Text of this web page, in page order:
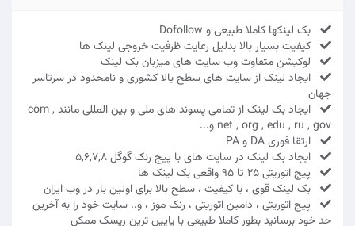
بک لینکها کاملا طبیعی و Dofollow
کیفیت بسیار بالا بدلیل رعایت ظرفیت خروجی لینک ها
لوکیشن متفاوت وب سایت های میزبان بک لینک
ایجاد لینک از سایت های سطح بالا کشوری و نامحدود در سرتاسر
جهان
ایجاد بک لینک از تمامی پسوند های ملی و بین المللی مانند com ,
net , org , edu , ru , gov و...
ارتقا فوری DA و PA
ایجاد بک لینک در سایت های با پیج رنک گوگل 5,6,7,8
پیج اتوریتی 25 تا 95 واقعی بک لینک ها
بک لینک قوی ، با کیفیت ، سطح بالا برای اولین بار در وب ایران
پیج اتوریتی ، دامین اتوریتی ، رنک موز ، و.. سایت خود را به آخرین
حد خود برسانید بطور کاملا طبیعی با پایین ترین ریسک ممکن